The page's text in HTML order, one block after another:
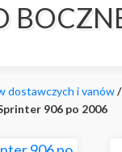
dostawczych i vanów/
906 po 2006